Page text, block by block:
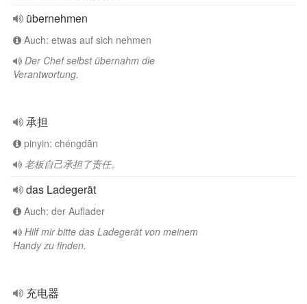
übernehmen
Auch: etwas auf sich nehmen
Der Chef selbst übernahm die
Verantwortung.
承担
pinyin: chéngdān
老板自己承担了责任。
das Ladegerät
Auch: der Auflader
Hilf mir bitte das Ladegerät von meinem
Handy zu finden.
充电器